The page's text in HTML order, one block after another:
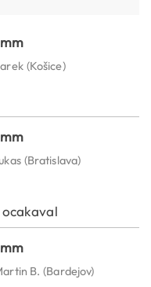
(Košice)
(Bratislava)
ocakaval
B. (Bardejov)